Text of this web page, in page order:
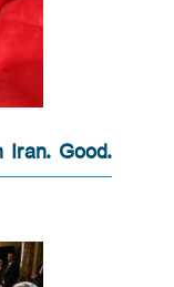
Good.